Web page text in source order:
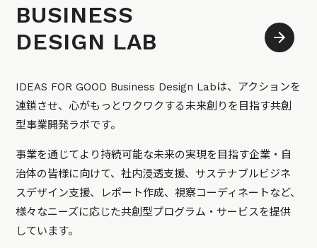
BUSINESS
DESIGN LAB
IDEAS FOR GOOD Business Design Labは、アクションを
連鎖させ、心がもっとワクワクする未来創りを目指す共創
型事業開発ラボです。
事業を通じてより持続可能な未来の実現を目指す企業・自
治体の皆様に向けて、社内浸透支援、サステナブルビジネ
スデザイン支援、レポート作成、視察コーディネートなど、
様々なニーズに応じた共創型プログラム・サービスを提供
しています。